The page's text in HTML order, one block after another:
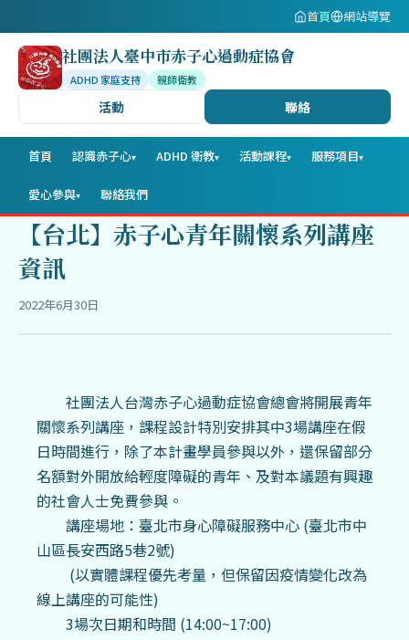
首頁 網站導覽
社團法人臺中市赤子心過動症協會
ADHD 家庭支持 親師衛教
活動 聯絡
首頁 認識赤子心▾ ADHD 衛教▾ 活動課程▾ 服務項目▾
愛心參與▾ 聯絡我們
【台北】赤子心青年關懷系列講座
資訊
2022年6月30日
社團法人台灣赤子心過動症協會總會將開展青年
關懷系列講座，課程設計特別安排其中3場講座在假
日時間進行，除了本計畫學員參與以外，還保留部分
名額對外開放給輕度障礙的青年、及對本議題有興趣
的社會人士免費參與。
講座場地：臺北市身心障礙服務中心 (臺北市中
山區長安西路5巷2號)
(以實體課程優先考量，但保留因疫情變化改為
線上講座的可能性)
3場次日期和時間 (14:00~17:00)